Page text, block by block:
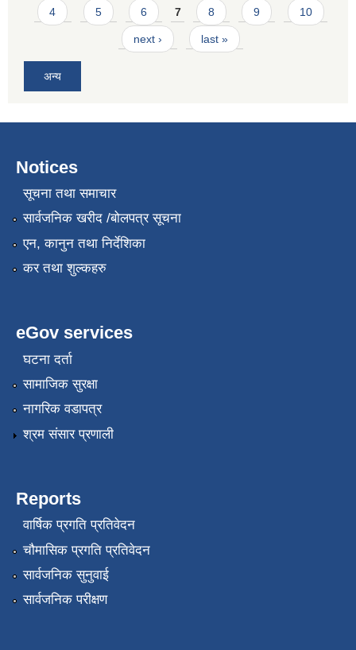
4 5 6 7 8 9 10
next › last »
अन्य
Notices
सूचना तथा समाचार
सार्वजनिक खरीद /बोलपत्र सूचना
एन, कानुन तथा निर्देशिका
कर तथा शुल्कहरु
eGov services
घटना दर्ता
सामाजिक सुरक्षा
नागरिक वडापत्र
श्रम संसार प्रणाली
Reports
वार्षिक प्रगति प्रतिवेदन
चौमासिक प्रगति प्रतिवेदन
सार्वजनिक सुनुवाई
सार्वजनिक परीक्षण